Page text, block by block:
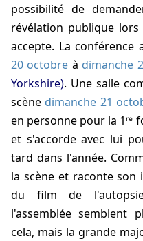
possibilité de
révélation publique
accepte. La conférence
20 octobre à dimanche
Yorkshire). Une salle
scène dimanche 21
en personne pour la 1ʳᵉ
et s'accorde avec lui
tard dans l'année.
la scène et raconte son
du film de
l'assemblée semblent
cela, mais la grande